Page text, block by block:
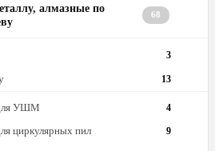
алмазные по
68
3
13
УШМ 4
циркулярных пил 9